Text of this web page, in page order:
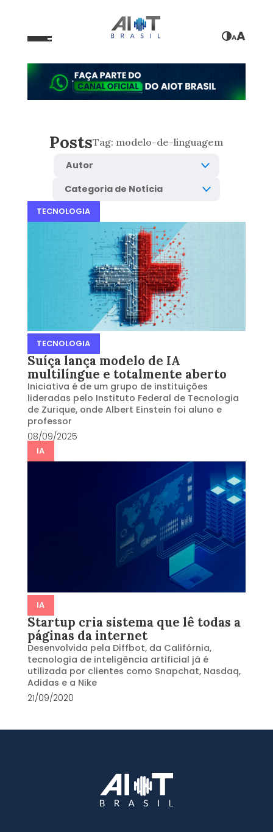
AA
PostsTag: modelo-de-linguagem
TECNOLOGIA
TECNOLOGIA
Suíça lança modelo de IA
multilíngue e totalmente aberto
Iniciativa é de um grupo de instituições
lideradas pelo Instituto Federal de Tecnologia
de Zurique, onde Albert Einstein foi aluno e
professor
08/09/2025
IA
IA
Startup cria sistema que lê todas a
páginas da internet
Desenvolvida pela Diffbot, da Califórnia,
tecnologia de inteligência artificial já é
utilizada por clientes como Snapchat, Nasdaq,
Adidas e a Nike
21/09/2020